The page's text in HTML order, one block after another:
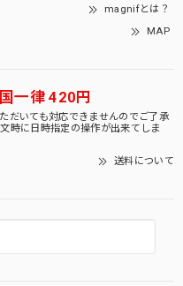
magnifとは？
MAP
一律 420円
だいても対応できませんのでご了承
時に日時指定の操作が出来てしま
送料について